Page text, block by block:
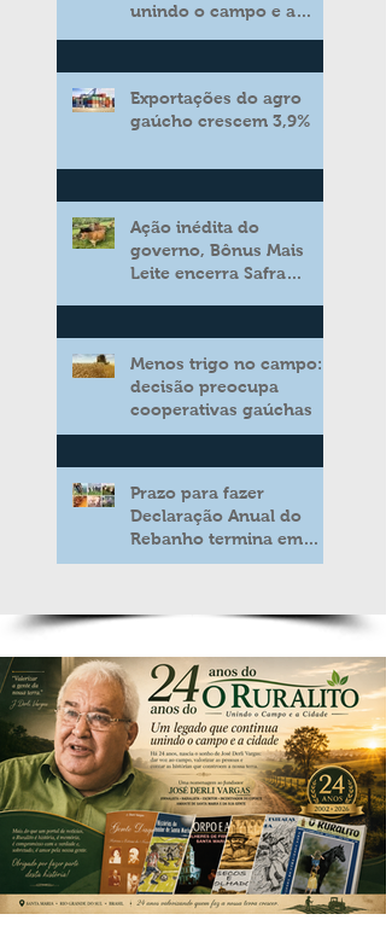
unindo o campo e a
Exportações do agro
gaúcho crescem 3,9%
Ação inédita do
governo, Bônus Mais
Leite encerra Safra
aos produtores de leite
Menos trigo no campo:
decisão preocupa
cooperativas gaúchas
Prazo para fazer
Declaração Anual do
Rebanho termina em
duas semanas